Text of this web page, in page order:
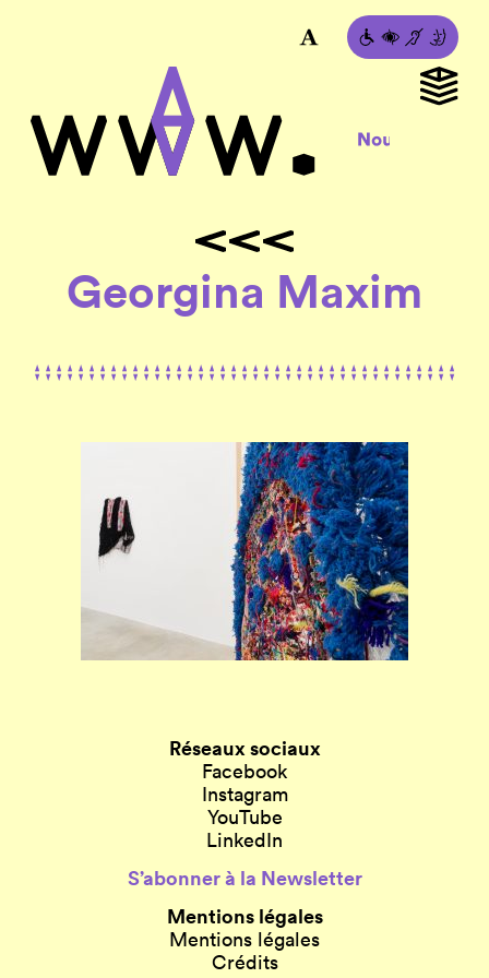
Georgina Maxim
Réseaux sociaux
Facebook
Instagram
YouTube
LinkedIn
S’abonner à la Newsletter
Mentions légales
Mentions légales
Crédits